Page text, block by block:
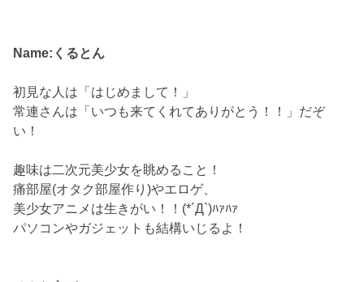
Name:くるとん
初見な人は「はじめまして！」
常連さんは「いつも来てくれてありがとう！！」だぞ
い！
趣味は二次元美少女を眺めること！
痛部屋(オタク部屋作り)やエロゲ、
美少女アニメは生きがい！！(*´Д`)ﾊｧﾊｧ
パソコンやガジェットも結構いじるよ！